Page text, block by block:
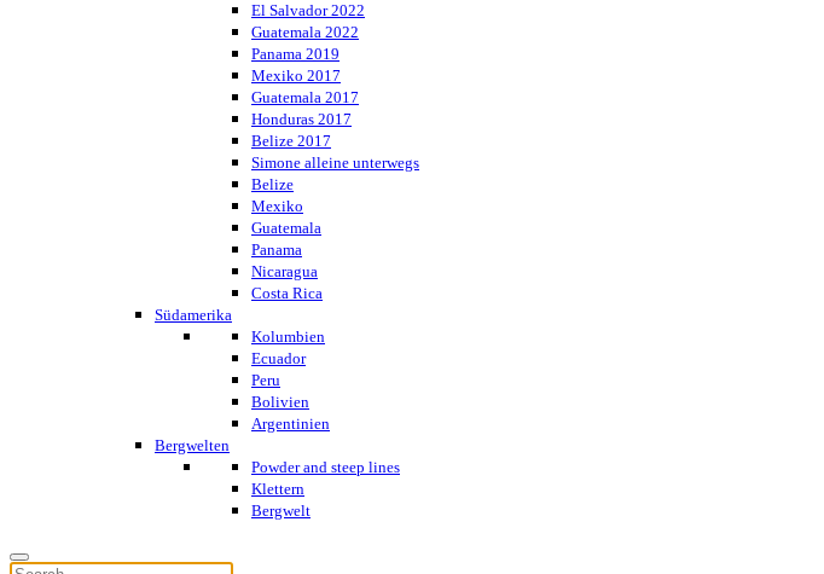
El Salvador 2022
Guatemala 2022
Panama 2019
Mexiko 2017
Guatemala 2017
Honduras 2017
Belize 2017
Simone alleine unterwegs
Belize
Mexiko
Guatemala
Panama
Nicaragua
Costa Rica
Südamerika
Kolumbien
Ecuador
Peru
Bolivien
Argentinien
Bergwelten
Powder and steep lines
Klettern
Bergwelt